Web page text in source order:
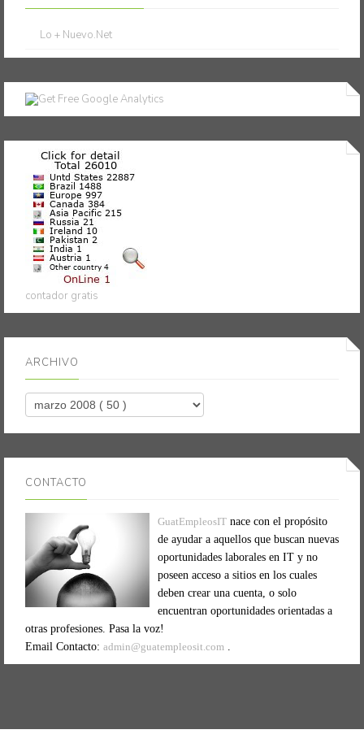
Lo + Nuevo.Net
contador gratis
ARCHIVO
CONTACTO
GuatEmpleosIT nace con el propósito
de ayudar a aquellos que buscan nuevas
oportunidades laborales en IT y no
poseen acceso a sitios en los cuales
deben crear una cuenta, o solo
encuentran oportunidades orientadas a
otras profesiones. Pasa la voz!
Email Contacto: admin@guatempleosit.com .